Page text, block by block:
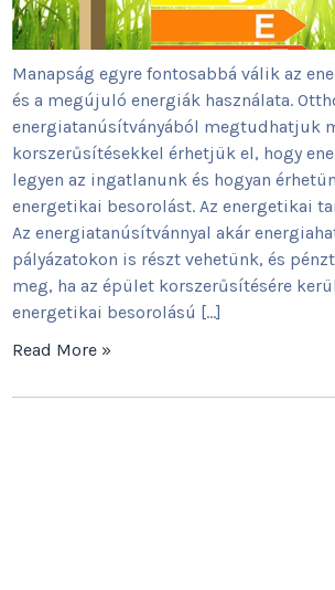
Manapság egyre fontosabbá válik az
és a megújuló energiák használata.
energiatanúsítványából megtudhatjuk
korszerűsítésekkel érhetjük el, hogy
legyen az ingatlanunk és hogyan
energetikai besorolást. Az energetikai
Az energiatanúsítvánnyal akár
pályázatokon is részt vehetünk, és
meg, ha az épület korszerűsítésére
energetikai besorolású […]
Read More »